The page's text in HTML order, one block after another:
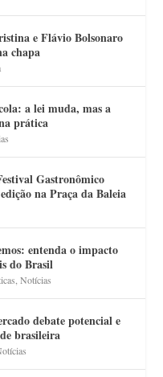
e Flávio Bolsonaro
chapa
a lei muda, mas a
prática
Gastronômico
na Praça da Baleia
entenda o impacto
do Brasil
,Notícias
debate potencial e
brasileira